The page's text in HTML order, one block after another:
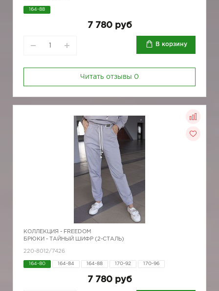
164-88
7 780 руб
В корзину
Читать отзывы 0
КОЛЛЕКЦИЯ - FREEDOM
БРЮКИ - ТАЙНЫЙ ШИФР (2-СТАЛЬ)
220-8012/7426
164-80 164-84 164-88 170-92 170-96
7 780 руб